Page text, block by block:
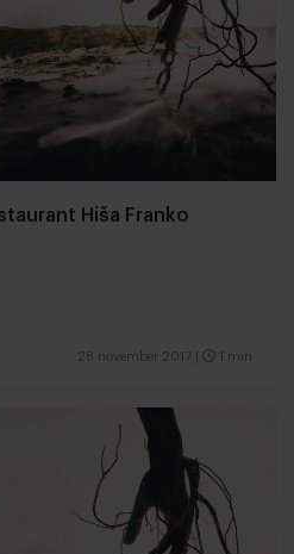
Hiša Franko
28 november 2017 1 min